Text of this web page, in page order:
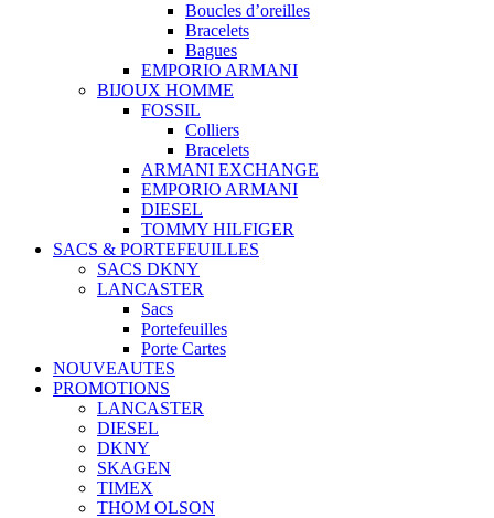
Boucles d’oreilles
Bracelets
Bagues
EMPORIO ARMANI
BIJOUX HOMME
FOSSIL
Colliers
Bracelets
ARMANI EXCHANGE
EMPORIO ARMANI
DIESEL
TOMMY HILFIGER
SACS & PORTEFEUILLES
SACS DKNY
LANCASTER
Sacs
Portefeuilles
Porte Cartes
NOUVEAUTES
PROMOTIONS
LANCASTER
DIESEL
DKNY
SKAGEN
TIMEX
THOM OLSON